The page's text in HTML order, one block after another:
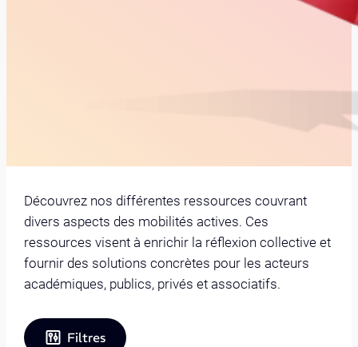
Découvrez nos différentes ressources couvrant
divers aspects des mobilités actives. Ces
ressources visent à enrichir la réflexion collective et
fournir des solutions concrètes pour les acteurs
académiques, publics, privés et associatifs.
Filtres